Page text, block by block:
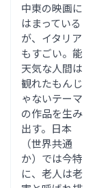
中東の映画に
はまっている
が、イタリア
もすごい。能
天気な人間は
観れたもんじ
ゃないテーマ
の作品を生み
出す。日本
（世界共通
か）では今特
に、老人は老